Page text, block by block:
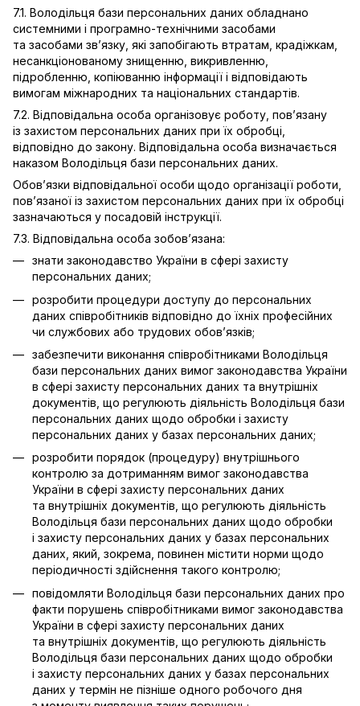
7.1. Володільця бази персональних даних обладнано
системними і програмно-технічними засобами
та засобами зв’язку, які запобігають втратам, крадіжкам,
несанкціонованому знищенню, викривленню,
підробленню, копіюванню інформації і відповідають
вимогам міжнародних та національних стандартів.
7.2. Відповідальна особа організовує роботу, пов’язану
із захистом персональних даних при їх обробці,
відповідно до закону. Відповідальна особа визначається
наказом Володільця бази персональних даних.
Обов’язки відповідальної особи щодо організації роботи,
пов’язаної із захистом персональних даних при їх обробці
зазначаються у посадовій інструкції.
7.3. Відповідальна особа зобов’язана:
знати законодавство України в сфері захисту
персональних даних;
розробити процедури доступу до персональних
даних співробітників відповідно до їхніх професійних
чи службових або трудових обов’язків;
забезпечити виконання співробітниками Володільця
бази персональних даних вимог законодавства України
в сфері захисту персональних даних та внутрішніх
документів, що регулюють діяльність Володільця бази
персональних даних щодо обробки і захисту
персональних даних у базах персональних даних;
розробити порядок (процедуру) внутрішнього
контролю за дотриманням вимог законодавства
України в сфері захисту персональних даних
та внутрішніх документів, що регулюють діяльність
Володільця бази персональних даних щодо обробки
і захисту персональних даних у базах персональних
даних, який, зокрема, повинен містити норми щодо
періодичності здійснення такого контролю;
повідомляти Володільця бази персональних даних про
факти порушень співробітниками вимог законодавства
України в сфері захисту персональних даних
та внутрішніх документів, що регулюють діяльність
Володільця бази персональних даних щодо обробки
і захисту персональних даних у базах персональних
даних у термін не пізніше одного робочого дня